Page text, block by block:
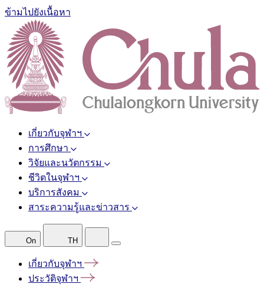
ข้ามไปยังเนื้อหา
เกี่ยวกับจุฬาฯ
การศึกษา
วิจัยและนวัตกรรม
ชีวิตในจุฬาฯ
บริการสังคม
สาระความรู้และข่าวสาร
On TH
เกี่ยวกับจุฬาฯ
ประวัติจุฬาฯ